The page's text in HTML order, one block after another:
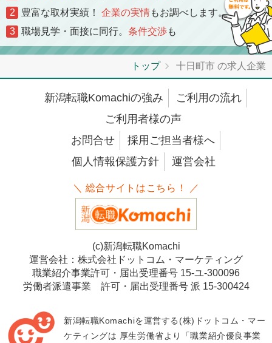
2
豊富な取材実績！ 企業の実情もお調べします。
3
職場見学・面接に同行。 条件交渉も
トップ 十日町市 の求人企業
新潟転職Komachiの強み
ご利用の流れ
ご利用者様の声
お問合せ
採用ご担当者様へ
個人情報保護方針
運営会社
＼ 総合サイトはこちら！ ／
(c)新潟転職Komachi
運営会社：株式会社ドットコム・マーケティング
職業紹介事業許可・届出受理番号 15-ユ-300096
労働者派遣事業 許可・届出受理番号 派 15-300424
新潟転職Komachiを運営する(株)ドットコム・マー
ケティングは 厚生労働省より「職業紹介優良事業